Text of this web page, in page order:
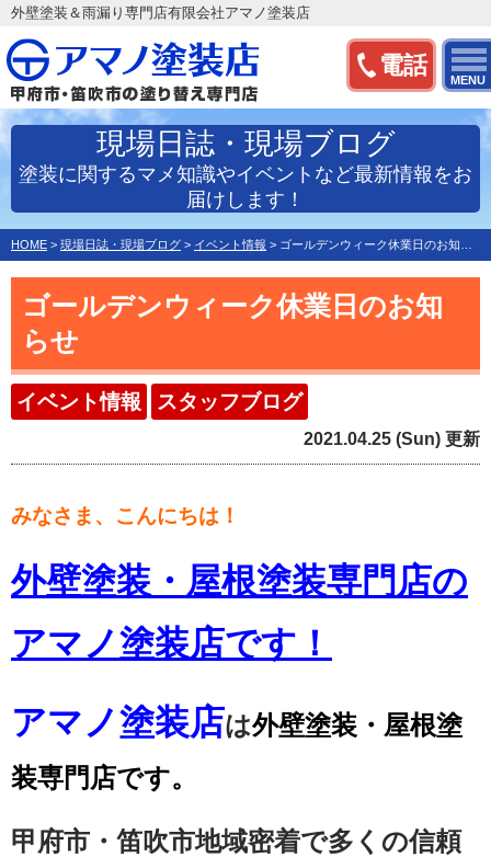
電話
MENU
外壁塗装＆雨漏り専門店有限会社アマノ塗装店
現場日誌・現場ブログ
塗装に関するマメ知識やイベントなど最新情報をお
届けします！
HOME > 現場日誌・現場ブログ > イベント情報 > ゴールデンウィーク休業日のお知らせ
ゴールデンウィーク休業日のお知
らせ
イベント情報 スタッフブログ
2021.04.25 (Sun) 更新
みなさま、こんにちは！
外壁塗装・屋根塗装専門店の
アマノ塗装店です！
アマノ塗装店は外壁塗装・屋根塗
装専門店です。
甲府市・笛吹市地域密着で多くの信頼